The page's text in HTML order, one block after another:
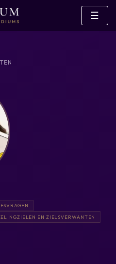
☰
EN ZIELSVERWANTEN